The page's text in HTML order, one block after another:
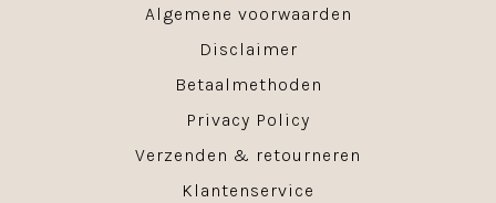
Algemene voorwaarden
Disclaimer
Betaalmethoden
Privacy Policy
Verzenden & retourneren
Klantenservice